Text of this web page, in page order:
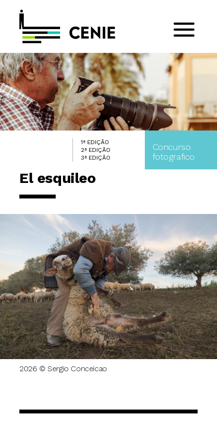
1ª EDIÇÃO
2ª EDIÇÃO
3ª EDIÇÃO
Concurso
fotografico
El esquileo
2026 © Sergio Conceicao